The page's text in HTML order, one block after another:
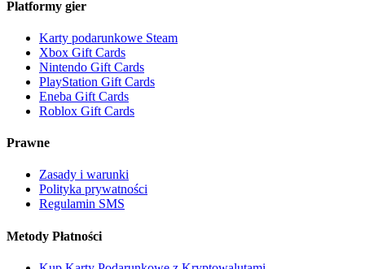
Platformy gier
Karty podarunkowe Steam
Xbox Gift Cards
Nintendo Gift Cards
PlayStation Gift Cards
Eneba Gift Cards
Roblox Gift Cards
Prawne
Zasady i warunki
Polityka prywatności
Regulamin SMS
Metody Płatności